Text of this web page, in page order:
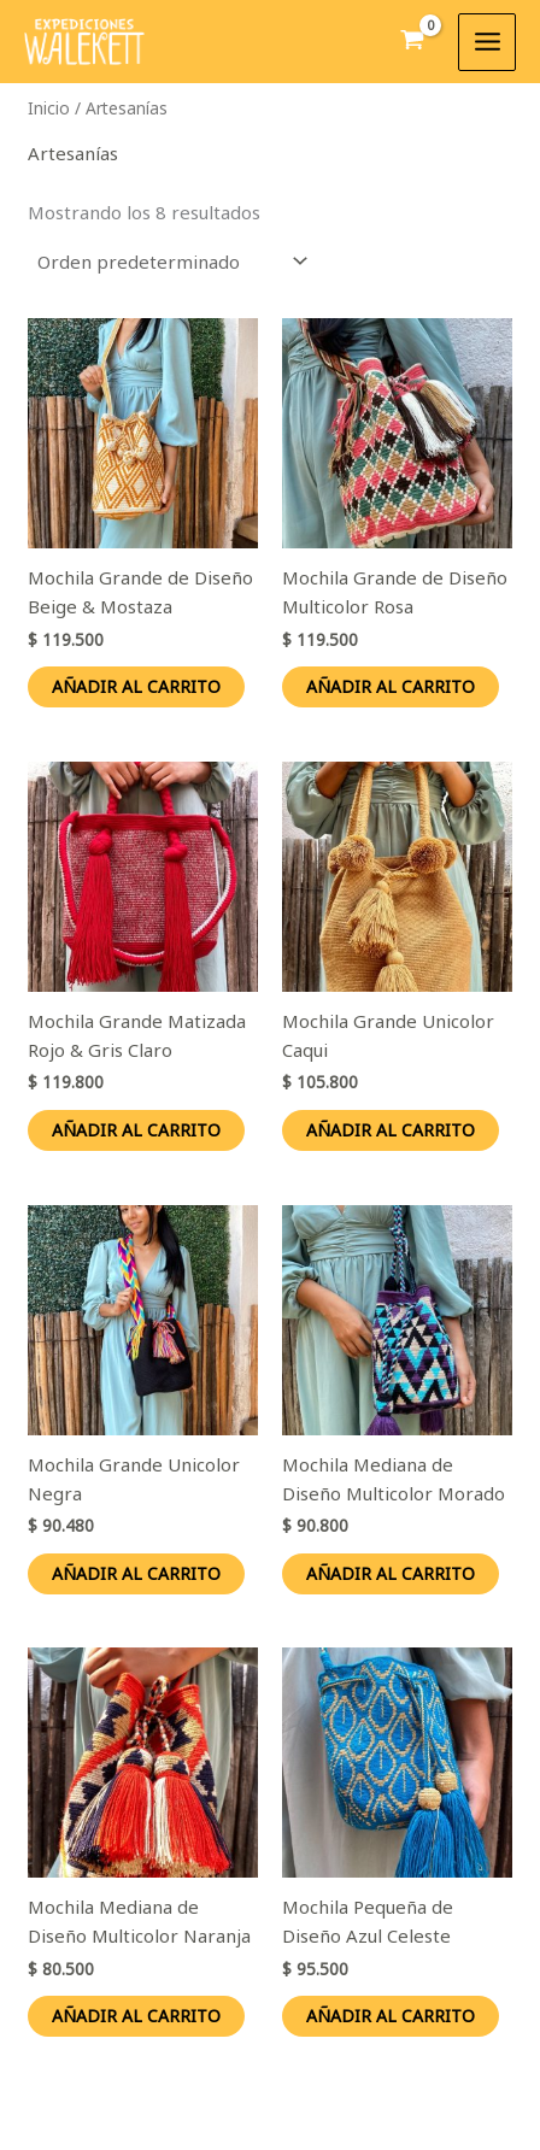
contenido
Inicio / Artesanías
Artesanías
Mostrando los 8 resultados
Mochila Grande de Diseño
Beige & Mostaza
$ 119.500
AÑADIR AL CARRITO
Mochila Grande de Diseño
Multicolor Rosa
$ 119.500
AÑADIR AL CARRITO
Mochila Grande Matizada
Rojo & Gris Claro
$ 119.800
AÑADIR AL CARRITO
Mochila Grande Unicolor
Caqui
$ 105.800
AÑADIR AL CARRITO
Mochila Grande Unicolor
Negra
$ 90.480
AÑADIR AL CARRITO
Mochila Mediana de
Diseño Multicolor Morado
$ 90.800
AÑADIR AL CARRITO
Mochila Mediana de
Diseño Multicolor Naranja
$ 80.500
AÑADIR AL CARRITO
Mochila Pequeña de
Diseño Azul Celeste
$ 95.500
AÑADIR AL CARRITO